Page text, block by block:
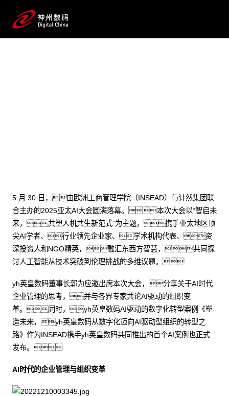
5 月 30 日，由欧洲工商管理学院（INSEAD）与计然集团联
合主办的2025亚太AI大会圆满落幕。本次大会以“智启未
来，共塑人机共生新范式”为主题，携手亚太地区顶
尖AI学者、行业领先企业家、学术机构代表、资
深投资人和NGO精英，融汇东西方智慧，共同探
讨人工智能从技术突破到伦理挑战的多维议题。
yh英皇数码董事长郭为应邀出席本次大会，分享关于AI时代
企业管理的思考，并与各界专家共论AI驱动的组织变
革。同时，yh英皇数码AI驱动的数字化转型案例《塑
造未来，yh英皇数码从数字化迈向AI驱动型组织的转型之
路》作为INSEAD携手yh英皇数码共同推出的首个AI案例也正式
发布。
AI时代的企业管理与组织变革